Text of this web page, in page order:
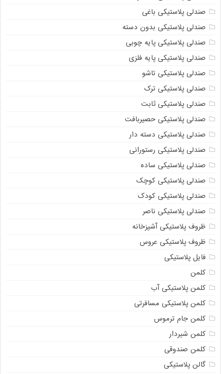
صندلی پلاستیکی باغی
صندلی پلاستیکی بدون دسته
صندلی پلاستیکی پایه چوبی
صندلی پلاستیکی پایه فلزی
صندلی پلاستیکی تاشو
صندلی پلاستیکی ترک
صندلی پلاستیکی ثابت
صندلی پلاستیکی حصیربافت
صندلی پلاستیکی دسته دار
صندلی پلاستیکی رستورانی
صندلی پلاستیکی ساده
صندلی پلاستیکی کوچک
صندلی پلاستیکی کودک
صندلی پلاستیکی ناصر
ظروف پلاستیکی آشپزخانه
ظروف پلاستیکی عروس
فایل پلاستیکی
کلمن
کلمن پلاستیکی آب
کلمن پلاستیکی مسافرتی
کلمن جام ترموس
کلمن شیردار
کلمن صندوقی
گالن پلاستیکی